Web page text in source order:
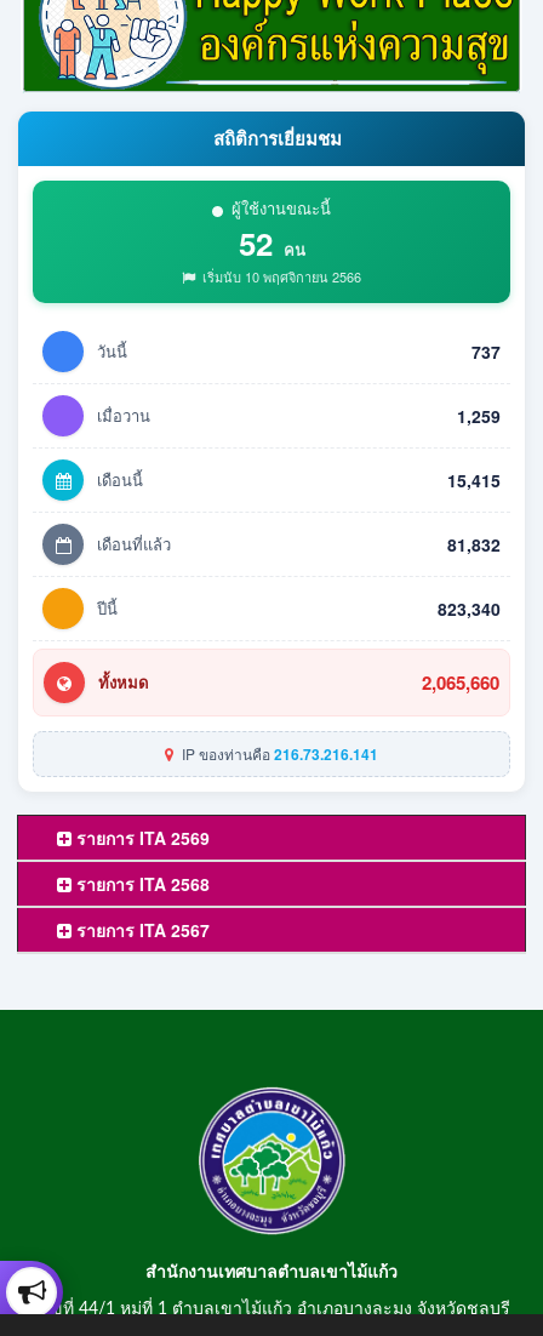
สถิติการเยี่ยมชม
ผู้ใช้งานขณะนี้
52 คน
เริ่มนับ 10 พฤศจิกายน 2566
วันนี้ 737
เมื่อวาน 1,259
เดือนนี้ 15,415
เดือนที่แล้ว 81,832
ปีนี้ 823,340
ทั้งหมด 2,065,660
IP ของท่านคือ216.73.216.141
รายการ ITA 2569
รายการ ITA 2568
รายการ ITA 2567
สำนักงานเทศบาลตำบลเขาไม้แก้ว
เลขที่ 44/1 หมู่ที่ 1 ตำบลเขาไม้แก้ว อำเภอบางละมุง จังหวัดชลบุรี